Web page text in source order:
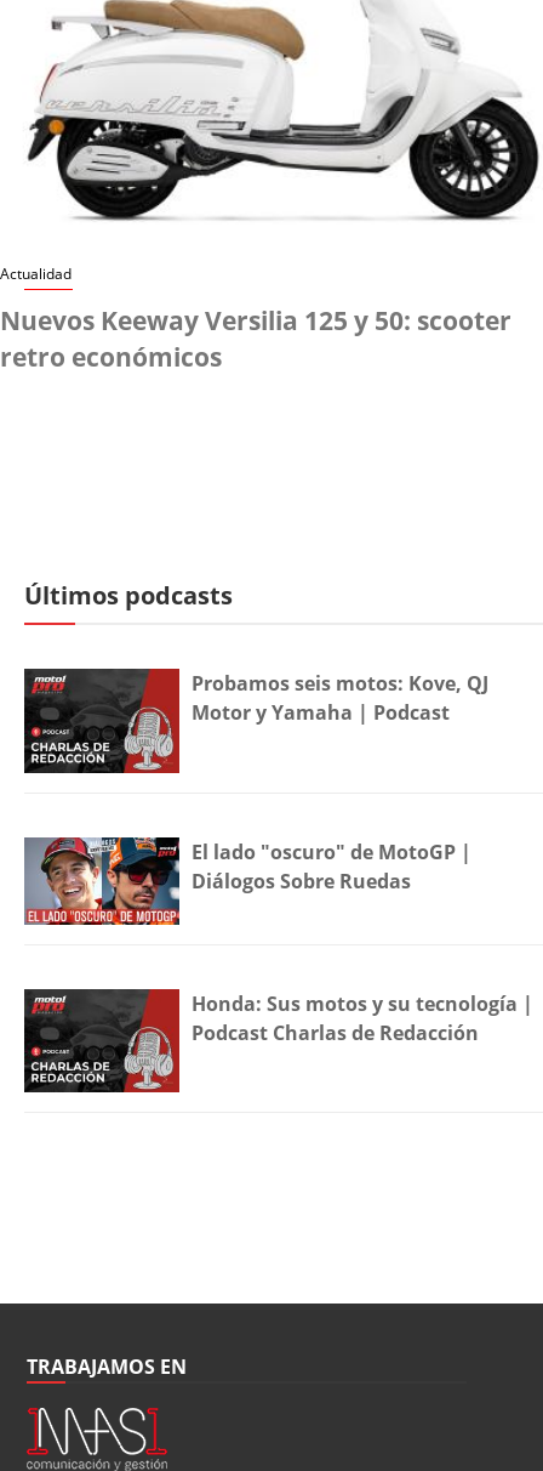
Actualidad
Nuevos Keeway Versilia 125 y 50: scooter
retro económicos
Últimos podcasts
Probamos seis motos: Kove, QJ
Motor y Yamaha | Podcast
El lado "oscuro" de MotoGP |
Diálogos Sobre Ruedas
Honda: Sus motos y su tecnología |
Podcast Charlas de Redacción
TRABAJAMOS EN